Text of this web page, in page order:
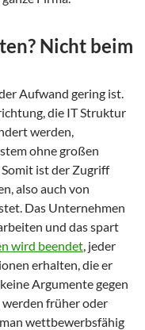
Nicht beim
Aufwand gering ist.
die IT Struktur
werden,
ohne großen
ist der Zugriff
also auch von
Das Unternehmen
und das spart
wird beendet, jeder
erhalten, die er
Argumente gegen
früher oder
wettbewerbsfähig